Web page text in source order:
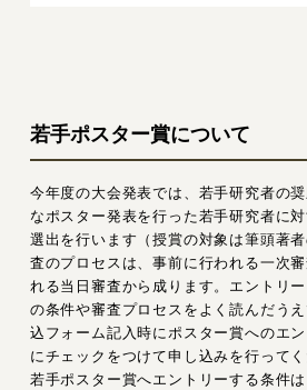
若手ポスター賞について
今年度の大会発表では、若手研究者の
なポスター発表を行った若手研究者に
選出を行います（授賞の対象は筆頭著
査のプロセスは、事前に行われる一次
れる当日審査から成ります。エントリ
の条件や審査プロセスをよく読んだう
込フォーム記入時にポスター賞へのエ
にチェックをつけて申し込みを行ってく
若手ポスター賞へエントリーする条件は